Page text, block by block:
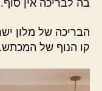
בה לבריכה אין סוף.
הבריכה של מלון
קו הנוף של המכתש.